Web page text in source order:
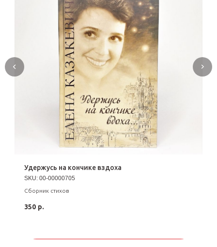
Удержусь на кончике вздоха
SKU: 00-00000705
Сборник стихов
350 р.